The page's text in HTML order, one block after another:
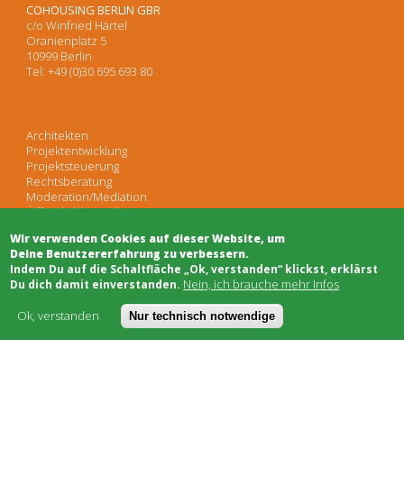
COHOUSING BERLIN GBR
c/o Winfried Härtel
Oranienplatz 5
10999 Berlin
Tel: +49 (0)30 695 693 80
Architekten
Projektentwicklung
Projektsteuerung
Rechtsberatung
Moderation/Mediation
Öffentlichkeitsarbeit
Schwarzes Brett
Bauhandwerk
Finanzierung
Genossenschaften
Soziale Träger
Netzwerke & Unterstützung
Wir verwenden Cookies auf dieser Website, um
Deine Benutzererfahrung zu verbessern.
​Indem Du auf die Schaltfläche „Ok, verstanden“ klickst, erklärst
Du dich damit einverstanden. Nein, ich brauche mehr Infos
Ok, verstanden
Nur technisch notwendige